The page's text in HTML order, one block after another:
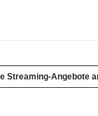
Streaming-Angebote